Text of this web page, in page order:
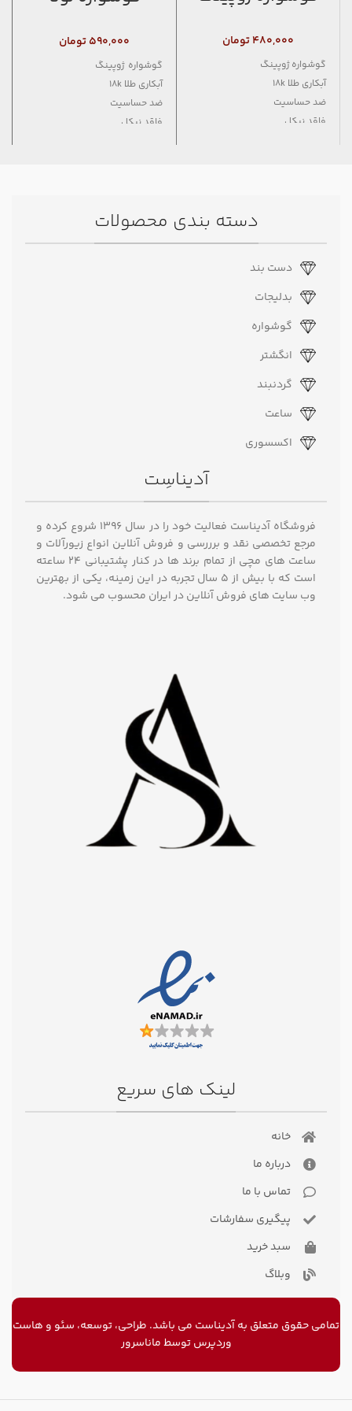
۴۸۰,۰۰۰تومان
گوشواره ژوپینگ
آبکاری طلا 18k
ضد حساسیت
فاقد نیکل
۵۹۰,۰۰۰تومان
گوشواره ژوپینگ
آبکاری طلا 18k
ضد حساسیت
فاقد نیکل
دسته بندی محصولات
دست بند
بدلیجات
گوشواره
انگشتر
گردنبند
ساعت
اکسسوری
آدیناسِت
فروشگاه آدیناست فعالیت خود را در سال ۱۳۹۶ شروع کرده و
مرجع تخصصی نقد و برررسی و فروش آنلاین انواع زیورآلات و
ساعت های مچی از تمام برند ها در کنار پشتیبانی ۲۴ ساعته
است که با بیش از 5 سال تجربه در این زمینه، یکی از بهترین
وب سایت های فروش آنلاین در ایران محسوب می شود.
لینک های سریع
خانه
درباره ما
تماس با ما
پیگیری سفارشات
سبد خرید
وبلاگ
تمامی حقوق متعلق به آدیناست می باشد. طراحی، توسعه، سئو و هاست
وردپرستوسط ماناسرور